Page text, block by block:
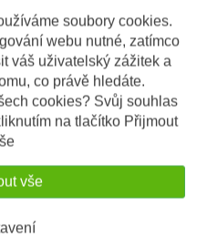
soubory cookies.
webu nutné, zatímco
váš uživatelský zážitek a
co právě hledáte.
cookies? Svůj souhlas
na tlačítko Přijmout
vše